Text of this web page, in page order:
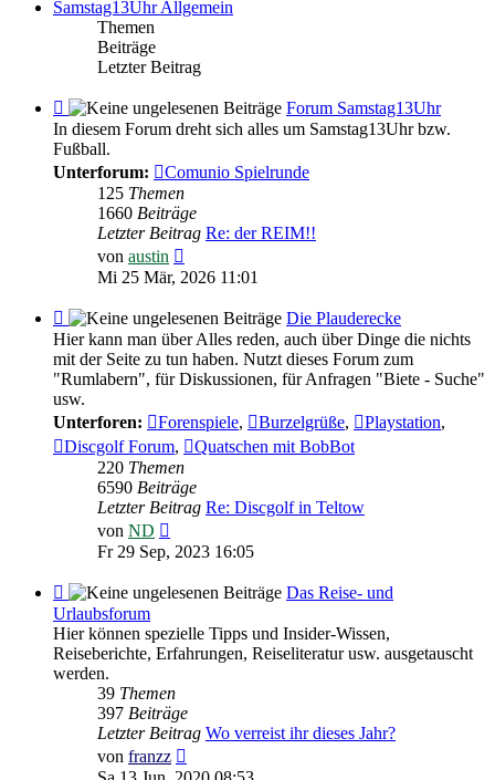
Samstag13Uhr Allgemein
Themen
Beiträge
Letzter Beitrag
Feed
-
Forum
Samstag13Uhr
Forum Samstag13Uhr
In diesem Forum dreht sich alles um Samstag13Uhr bzw.
Fußball.
Unterforum:
Comunio Spielrunde
125 Themen
1660 Beiträge
Letzter Beitrag Re: der REIM!!
von austin
Beitrag
Mi 25 Mär, 2026 11:01
Feed
-
Die
Plauderecke
Die Plauderecke
Hier kann man über Alles reden, auch über Dinge die nichts
mit der Seite zu tun haben. Nutzt dieses Forum zum
"Rumlabern", für Diskussionen, für Anfragen "Biete - Suche"
usw.
Unterforen:
Forenspiele, Burzelgrüße, Playstation,
Discgolf Forum,
Quatschen mit BobBot
220 Themen
6590 Beiträge
Letzter Beitrag Re: Discgolf in Teltow
von ND
Beitrag
Fr 29 Sep, 2023 16:05
Feed
-
Das
Reise-
und
Urlaubsforum
Das Reise- und
Urlaubsforum
Hier können spezielle Tipps und Insider-Wissen,
Reiseberichte, Erfahrungen, Reiseliteratur usw. ausgetauscht
werden.
39 Themen
397 Beiträge
Letzter Beitrag Wo verreist ihr dieses Jahr?
von franzz
Beitrag